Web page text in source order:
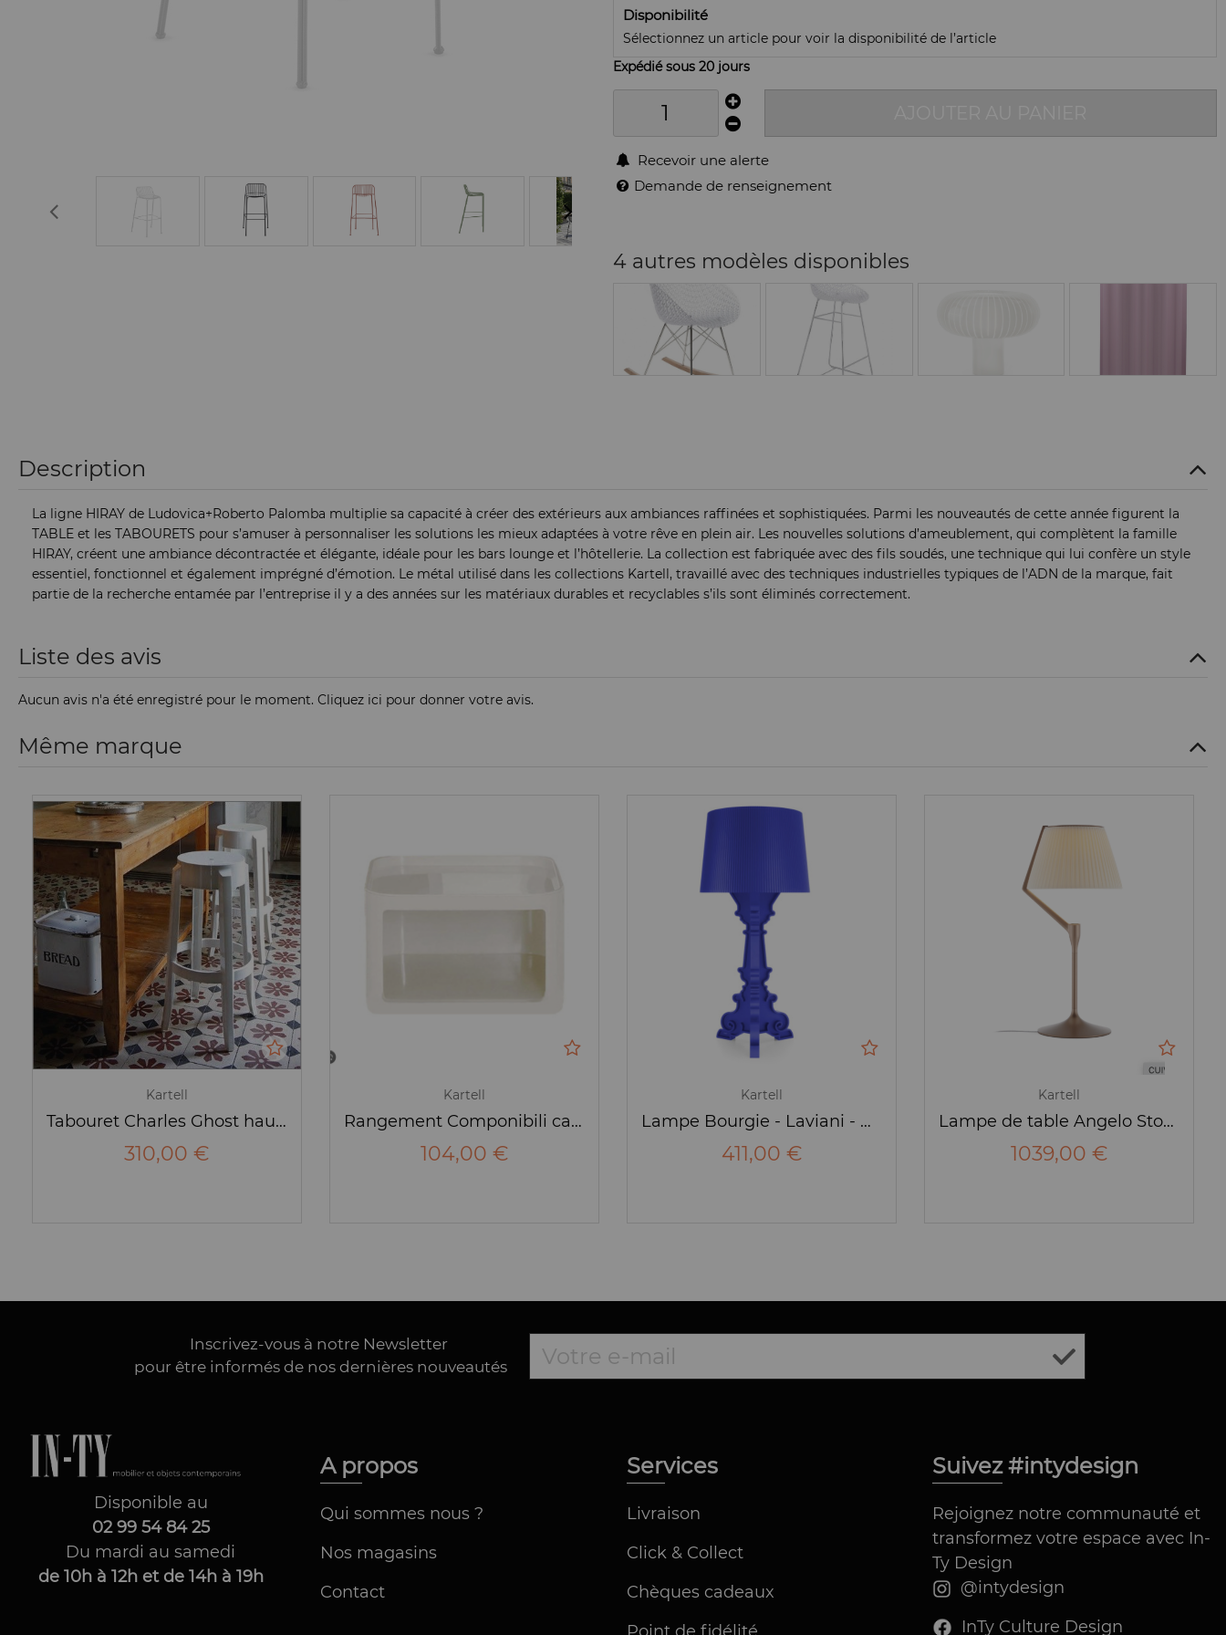
Disponibilité
Sélectionnez un article pour voir la disponibilité de l’article
Expédié sous 20 jours
Recevoir une alerte
Demande de renseignement
4 autres modèles disponibles
Description
La ligne HIRAY de Ludovica+Roberto Palomba multiplie sa capacité à créer des extérieurs aux ambiances raffinées et sophistiquées. Parmi les nouveautés de cette année figurent la
TABLE et les TABOURETS pour s’amuser à personnaliser les solutions les mieux adaptées à votre rêve en plein air. Les nouvelles solutions d’ameublement, qui complètent la famille
HIRAY, créent une ambiance décontractée et élégante, idéale pour les bars lounge et l’hôtellerie. La collection est fabriquée avec des fils soudés, une technique qui lui confère un style
essentiel, fonctionnel et également imprégné d’émotion. Le métal utilisé dans les collections Kartell, travaillé avec des techniques industrielles typiques de l’ADN de la marque, fait
partie de la recherche entamée par l’entreprise il y a des années sur les matériaux durables et recyclables s’ils sont éliminés correctement.
Liste des avis
Aucun avis n'a été enregistré pour le moment. Cliquez ici pour donner votre avis.
Même marque
Kartell
Tabouret Charles Ghost hauteur 75 cm
310,00 €
Kartell
Rangement Componibili carré 0,5 niveaux
104,00 €
Kartell
Lampe Bourgie - Laviani - Kartell
411,00 €
Kartell
Lampe de table Angelo Stone - Kartell
1039,00 €
Inscrivez-vous à notre Newsletter
pour être informés de nos dernières nouveautés
Disponible au
02 99 54 84 25
Du mardi au samedi
de 10h à 12h et de 14h à 19h
A propos
Qui sommes nous ?
Nos magasins
Contact
Services
Livraison
Click & Collect
Chèques cadeaux
Suivez #intydesign
Rejoignez notre communauté et
transformez votre espace avec In-
Ty Design
@intydesign
InTy Culture Design